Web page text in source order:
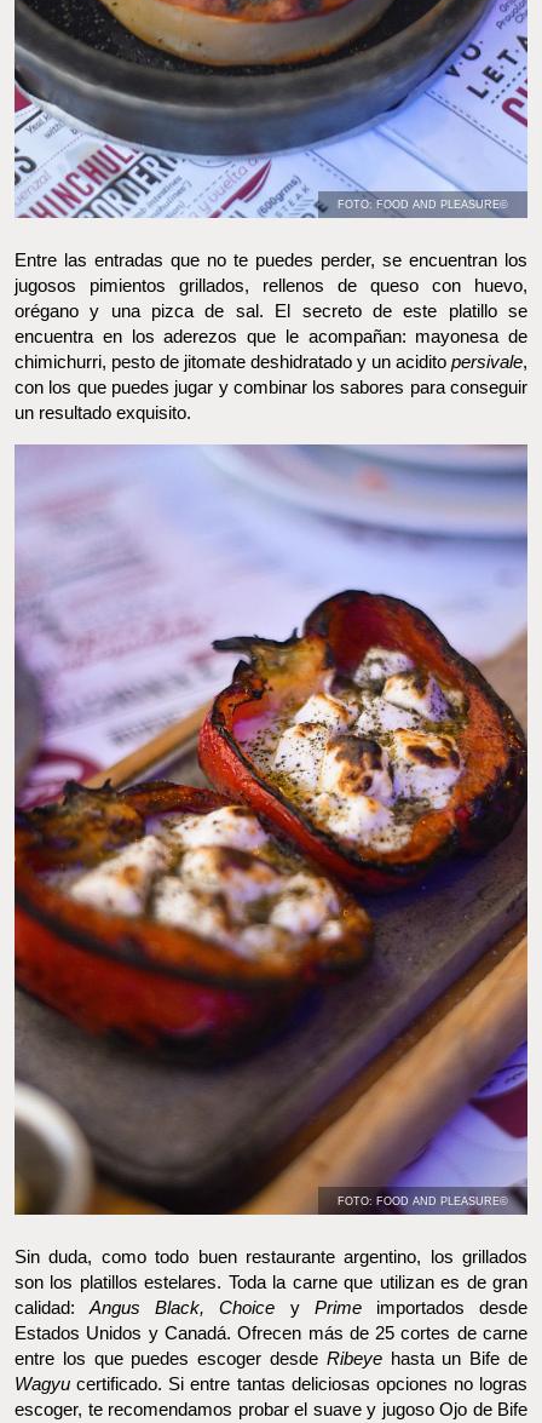
FOTO: FOOD AND PLEASURE©
Entre las entradas que no te puedes perder, se encuentran los
jugosos pimientos grillados, rellenos de queso con huevo,
orégano y una pizca de sal. El secreto de este platillo se
encuentra en los aderezos que le acompañan: mayonesa de
chimichurri, pesto de jitomate deshidratado y un acidito
, con los que puedes jugar y combinar los sabores para
conseguir un resultado exquisito.
FOTO: FOOD AND PLEASURE©
Sin duda, como todo buen restaurante argentino, los grillados son
los platillos estelares. Toda la carne que utilizan es de gran